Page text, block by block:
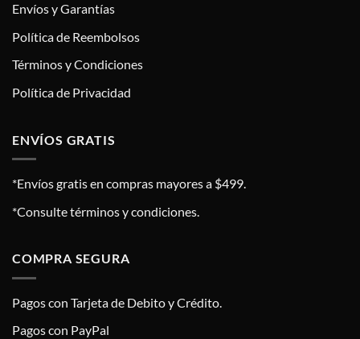
Envíos y Garantías
Política de Reembolsos
Términos y Condiciones
Política de Privacidad
ENVÍOS GRATIS
*Envíos gratis en compras mayores a $499.
*Consulte términos y condiciones.
COMPRA SEGURA
Pagos con Tarjeta de Debito y Crédito.
Pagos con PayPal